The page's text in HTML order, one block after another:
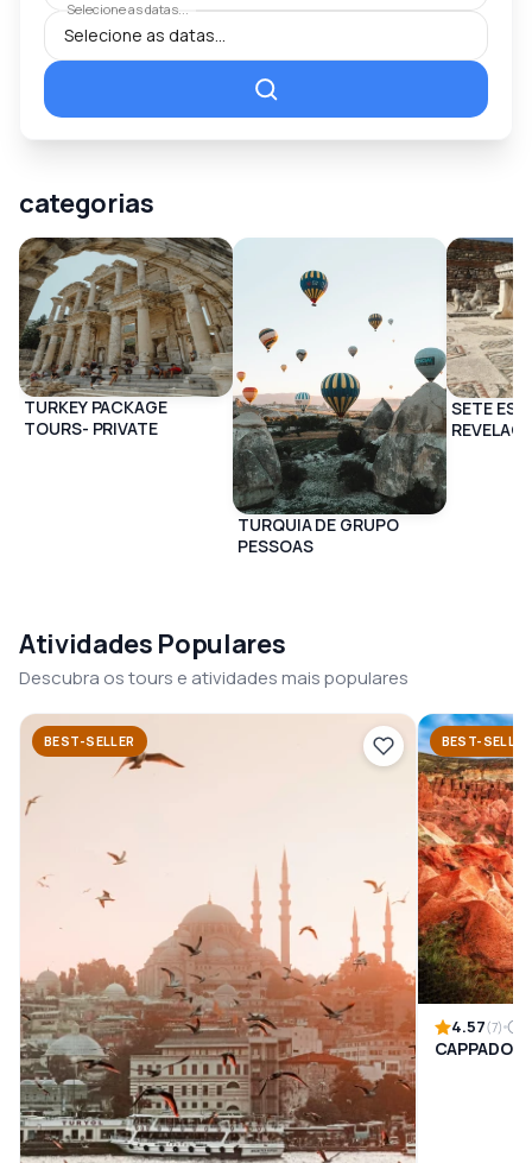
Explore Istambul conosco
Ver todas as excursões em Istambul
Selecione as datas...
categorias
TURKEY PACKAGE
TOURS- PRIVATE
TURQUIA DE GRUPO
PESSOAS
SETE
Atividades Populares
Descubra os tours e atividades mais populares
BEST-SELLER BEST-SELLER
4.57(7)